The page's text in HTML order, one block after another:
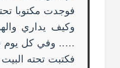
فوجدت مكتوبا
وكيف يداري
….. وفي كل يوم
فكتبت تحته البيت